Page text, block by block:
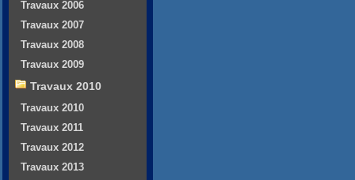
Travaux 2006
Travaux 2007
Travaux 2008
Travaux 2009
Travaux 2010
Travaux 2010
Travaux 2011
Travaux 2012
Travaux 2013